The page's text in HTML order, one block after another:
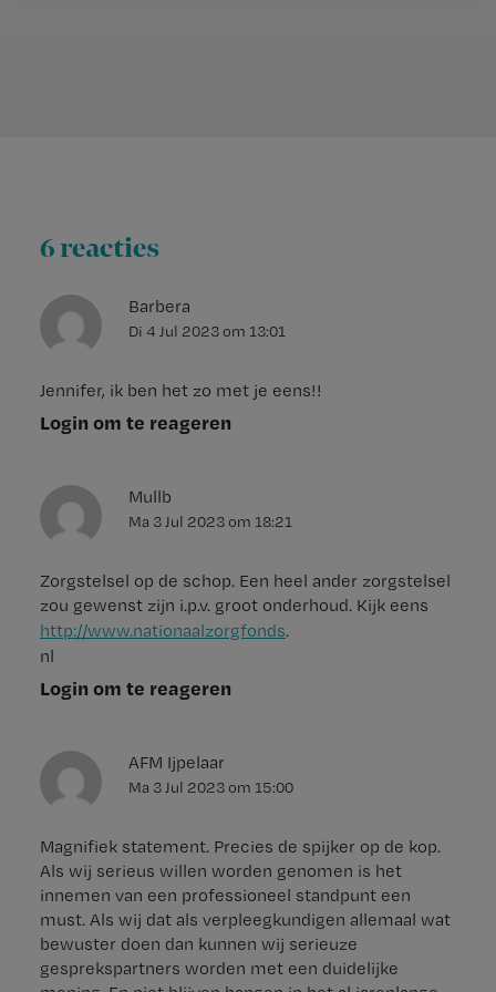
6 reacties
Barbera
Di 4 Jul 2023om 13:01
Jennifer, ik ben het zo met je eens!!
Login om te reageren
Mullb
Ma 3 Jul 2023om 18:21
Zorgstelsel op de schop. Een heel ander zorgstelsel
zou gewenst zijn i.p.v. groot onderhoud. Kijk eens
http://www.nationaalzorgfonds.
nl
Login om te reageren
AFM Ijpelaar
Ma 3 Jul 2023om 15:00
Magnifiek statement. Precies de spijker op de kop.
Als wij serieus willen worden genomen is het
innemen van een professioneel standpunt een
must. Als wij dat als verpleegkundigen allemaal wat
bewuster doen dan kunnen wij serieuze
gesprekspartners worden met een duidelijke